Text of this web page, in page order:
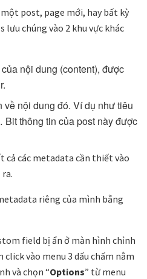
post, page mới, hay bất kỳ
lưu chúng vào 2 khu vực khác
nội dung (content), được
về nội dung đó. Ví dụ như tiêu
thông tin của post này được
các metadata cần thiết vào
riêng của mình bằng
field bị ẩn ở màn hình chỉnh
click vào menu 3 dấu chấm nằm
và chọn “Options” từ menu